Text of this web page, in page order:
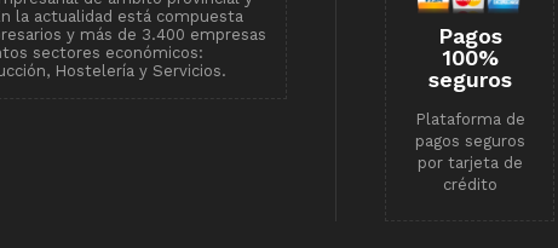
la actualidad está compuesta
y más de 3.400 empresas
sectores económicos:
Hostelería y Servicios.
Pagos
100%
seguros
Plataforma de
pagos seguros
por tarjeta de
crédito